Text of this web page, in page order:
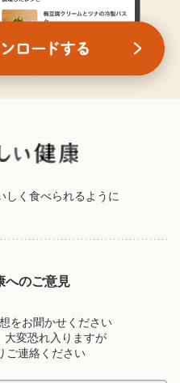
しく食べられるように
へのご意見
をお聞かせください
大変恐れ入りますが
ご連絡ください